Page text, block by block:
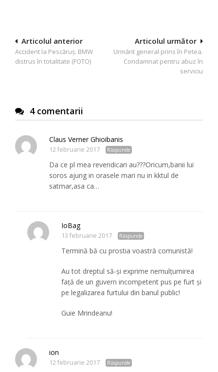
Navigare
în
Articolul următor
Urmărit general prins în Petea.
Condamnat pentru abuz în
serviciu
Articolul anterior
Accident la Pescăruş. BMW
distrus în totalitate (FOTO)
4 comentarii
Claus Verner Ghioibanis
12 februarie 2017 Răspunde
Da ce pl mea revendicari au???Oricum,banii lui
soros ajung in orasele mari nu in kktul de
satmar,asa ca…
IoBag
13 februarie 2017 Răspunde
Termină bă cu prostia voastră comunistă!
Au tot dreptul să-și exprime nemulțumirea
față de un guvern incompetent pus pe furt și
pe legalizarea furtului din banul public!
Guie Mrindeanu!
ion
12 februarie 2017 Răspunde